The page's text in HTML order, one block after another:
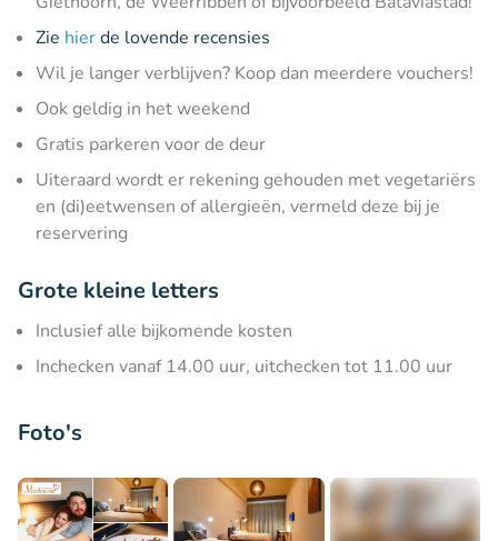
Zie hierde lovende recensies
Wil je langer verblijven? Koop dan meerdere vouchers!
Ook geldig in het weekend
Gratis parkeren voor de deur
Uiteraard wordt er rekening gehouden met vegetariërs
en (di)eetwensen of allergieën, vermeld deze bij je
reservering
Grote kleine letters
Inclusief alle bijkomende kosten
Inchecken vanaf 14.00 uur, uitchecken tot 11.00 uur
Foto's